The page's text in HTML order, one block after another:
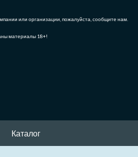
или организации, пожалуйста, сообщите нам.
материалы 18+!
Каталог